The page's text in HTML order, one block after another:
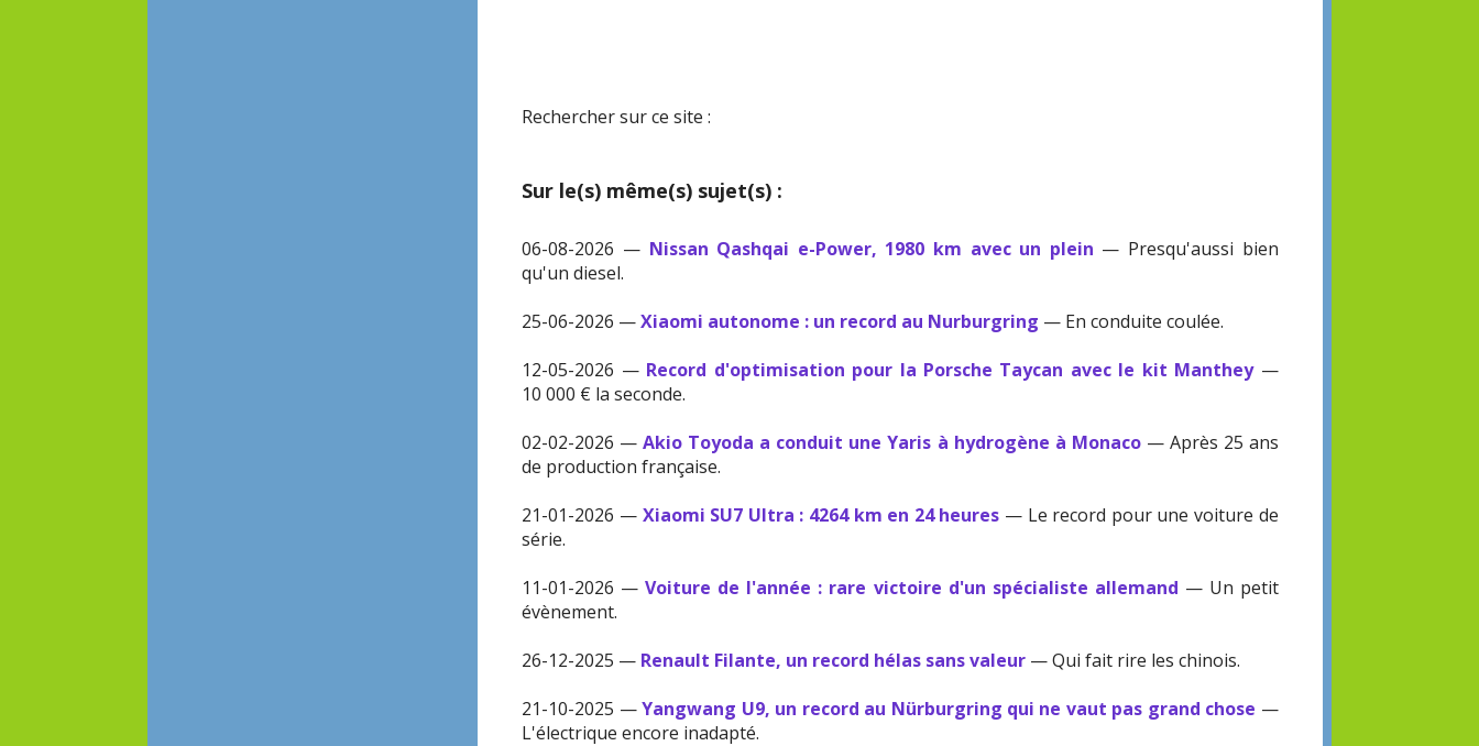
Rechercher sur ce site :
Sur le(s) même(s) sujet(s) :
06-08-2026 — Nissan Qashqai e-Power, 1980 km avec un plein — Presqu'aussi bien
qu'un diesel.
25-06-2026 —Xiaomi autonome : un record au Nurburgring — En conduite coulée.
12-05-2026 — Record d'optimisation pour la Porsche Taycan avec le kit Manthey—
10 000 € la seconde.
02-02-2026 —Akio Toyoda a conduit une Yaris à hydrogène à Monaco— Après 25 ans
de production française.
21-01-2026 — Xiaomi SU7 Ultra : 4264 km en 24 heures — Le record pour une voiture de
série.
11-01-2026 —Voiture de l'année : rare victoire d'un spécialiste allemand — Un petit
évènement.
26-12-2025 — Renault Filante, un record hélas sans valeur — Qui fait rire les chinois.
21-10-2025 —Yangwang U9, un record au Nürburgring qui ne vaut pas grand chose —
L'électrique encore inadapté.